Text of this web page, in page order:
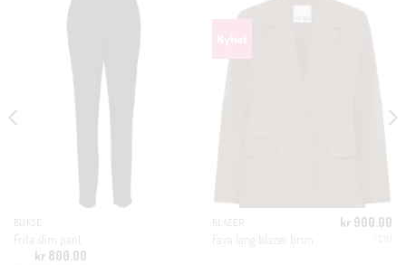
BUKSE
Frita slim pant
kr800.00
BLAZER
Fava lang blazer brun
kr 900.00
KUNDEKLUBB
Bli en del av Nora-familien i dag. Som medlem får du 10%
rabatt på din første handel og eksklusive fordeler rett i lomma.